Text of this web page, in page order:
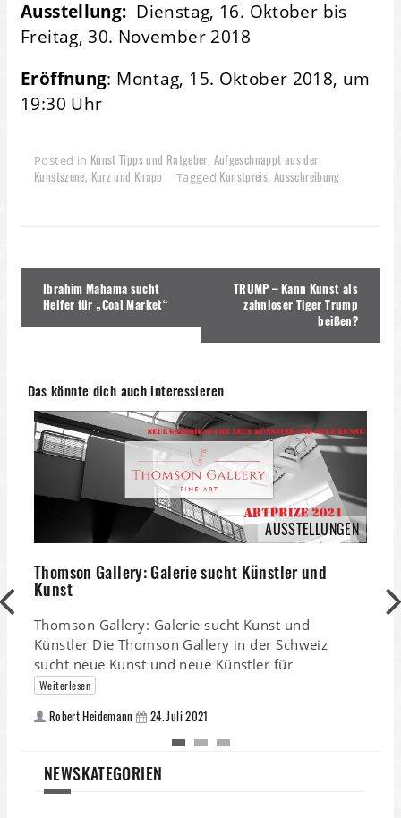
Ausstellung: Dienstag, 16. Oktober bis
Freitag, 30. November 2018
Eröffnung: Montag, 15. Oktober 2018, um
19:30 Uhr
Posted in Kunst Tipps und Ratgeber, Aufgeschnappt aus der
Kunstszene, Kurz und Knapp Tagged Kunstpreis, Ausschreibung
Beitragsnavigation
Ibrahim Mahama sucht
Helfer für „Coal Market“
TRUMP – Kann Kunst als
zahnloser Tiger Trump
beißen?
Das könnte dich auch interessieren
AUSSTELLUNGEN
Thomson Gallery: Galerie sucht Künstler und
Kunst
Thomson Gallery: Galerie sucht Kunst und
Künstler Die Thomson Gallery in der Schweiz
sucht neue Kunst und neue Künstler für
Weiterlesen
Robert Heidemann 24. Juli 2021
NEWSKATEGORIEN